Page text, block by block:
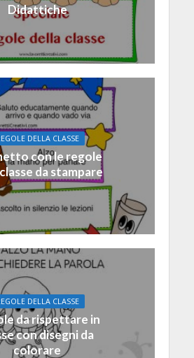
Didattiche
DELLA CLASSE
con le regole
da stampare
DELLA CLASSE
da rispettare in
con disegni da
colorare